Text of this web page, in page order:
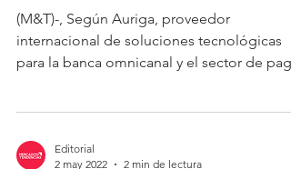
(M&T)-, Según Auriga, proveedor
internacional de soluciones tecnológicas
para la banca omnicanal y el sector de
Editorial
2 may 2022
2 min de lectura